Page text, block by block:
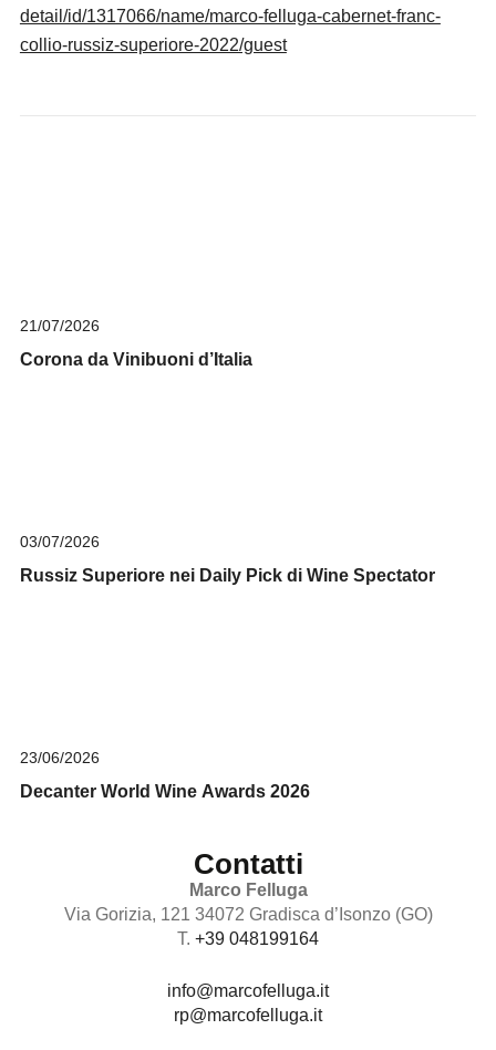
detail/id/1317066/name/marco-felluga-cabernet-franc-
collio-russiz-superiore-2022/guest
21/07/2026
Corona da Vinibuoni d’Italia
03/07/2026
Russiz Superiore nei Daily Pick di Wine Spectator
23/06/2026
Decanter World Wine Awards 2026
Contatti
Marco Felluga
Via Gorizia, 121 34072 Gradisca d’Isonzo (GO)
T. +39 048199164
info@marcofelluga.it
rp@marcofelluga.it